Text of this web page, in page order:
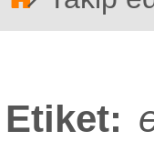
Etiket: